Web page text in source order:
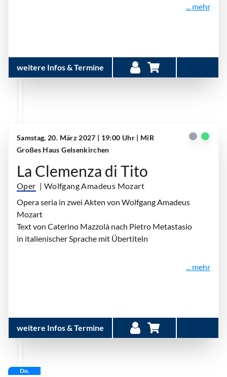
... mehr
weitere Infos & Termine
Samstag, 20. März 2027 | 19:00 Uhr | MiR
Großes Haus Gelsenkirchen
La Clemenza di Tito
Oper | Wolfgang Amadeus Mozart
Opera seria in zwei Akten von Wolfgang Amadeus
Mozart
Text von Caterino Mazzolà nach Pietro Metastasio
in italienischer Sprache mit Übertiteln
... mehr
weitere Infos & Termine
Do.